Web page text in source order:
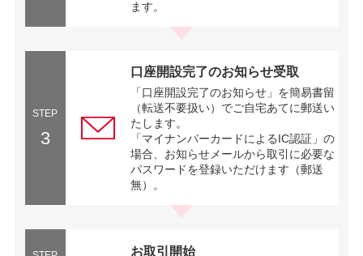
ます。
STEP
3
口座開設完了のお知らせ受取
「口座開設完了のお知らせ」を簡易書留
（転送不要扱い）でご自宅あてに郵送い
たします。
「マイナンバーカードによるIC認証」の
場合、お知らせメールから取引に必要な
パスワードを登録いただけます（郵送
無）。
お取引開始